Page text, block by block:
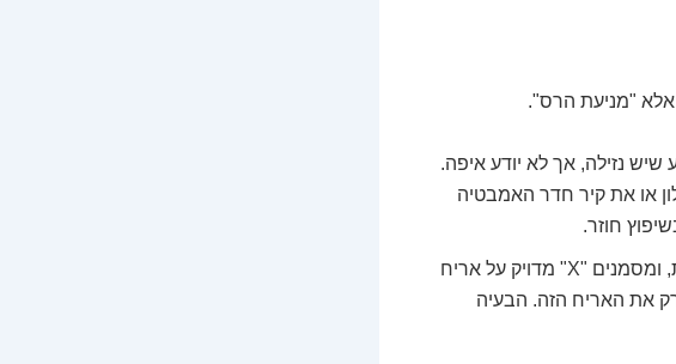
אלא "מניעת הרס".
שיש נזילה, אך לא יודע איפה.
או את קיר חדר האמבטיה
חוזר.
אתם מגיעים, מבצעים סריקה טכנולוגית, ומסמנים "X" מדויק על אריח
את האריח הזה. הבעיה